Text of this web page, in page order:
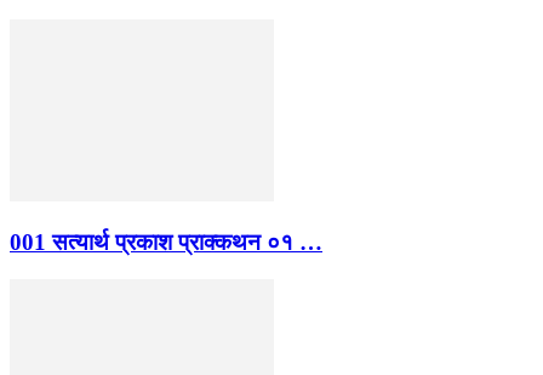
001 सत्यार्थ प्रकाश प्राक्कथन ०१ …